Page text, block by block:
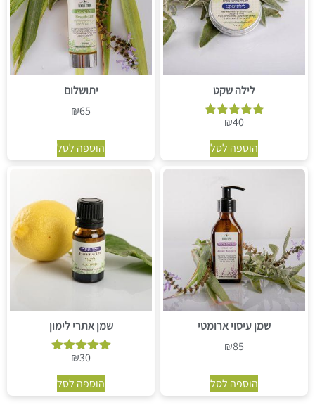
לילה שקט
דורג
מתוך 5
₪40
הוספה לסל
יתושלום
₪65
הוספה לסל
שמן עיסוי ארומטי
₪85
הוספה לסל
שמן אתרי לימון
דורג
מתוך 5
₪30
הוספה לסל